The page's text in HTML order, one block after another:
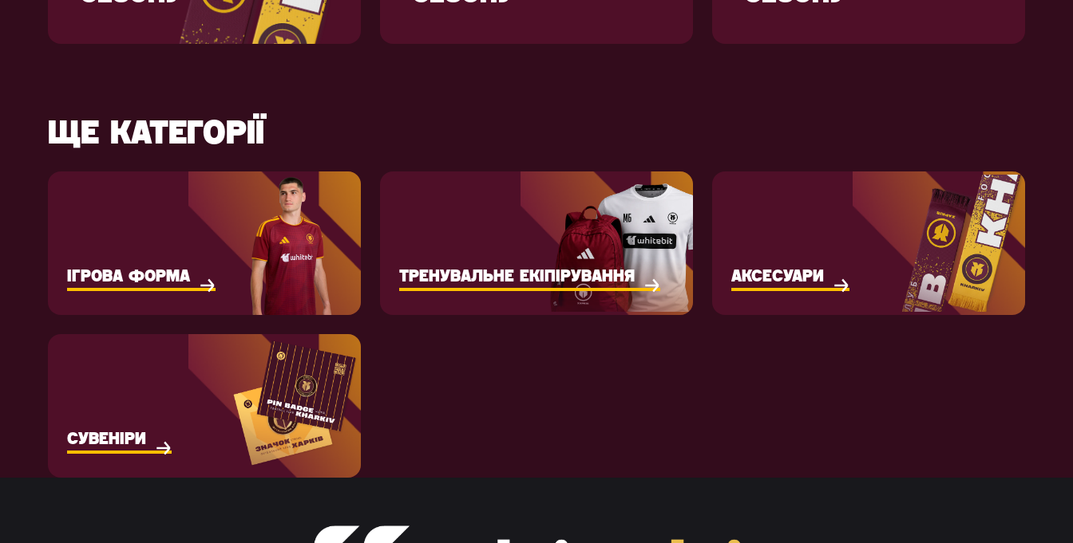
ЩЕ КАТЕГОРІЇ
ІГРОВА ФОРМА ТРЕНУВАЛЬНЕ ЕКІПІРУВАННЯ АКСЕСУАРИ
СУВЕНІРИ